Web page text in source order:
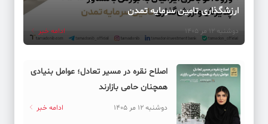
ارزشگذاری تامین سرمایه تمدن
دوشنبه 12 مر 1405 ادامه خبر
اصلاح نقره در مسیر تعادل؛ عوامل بنیادی
همچنان حامی بازارند
دوشنبه 12 مر 1405 ادامه خبر